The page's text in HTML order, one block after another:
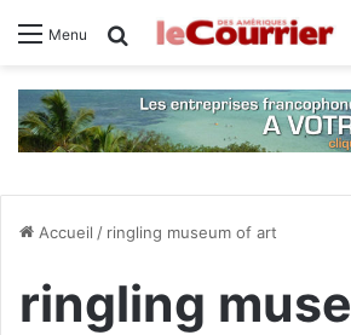
Menu Rechercher
Accueil / ringling museum of art
ringling